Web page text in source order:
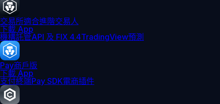
交易所適合進階交易人
下載 App
機構託管API 及 FIX 4.4TradingView預測
Pay商戶版
下載 App
支付終端Pay SDK電商插件